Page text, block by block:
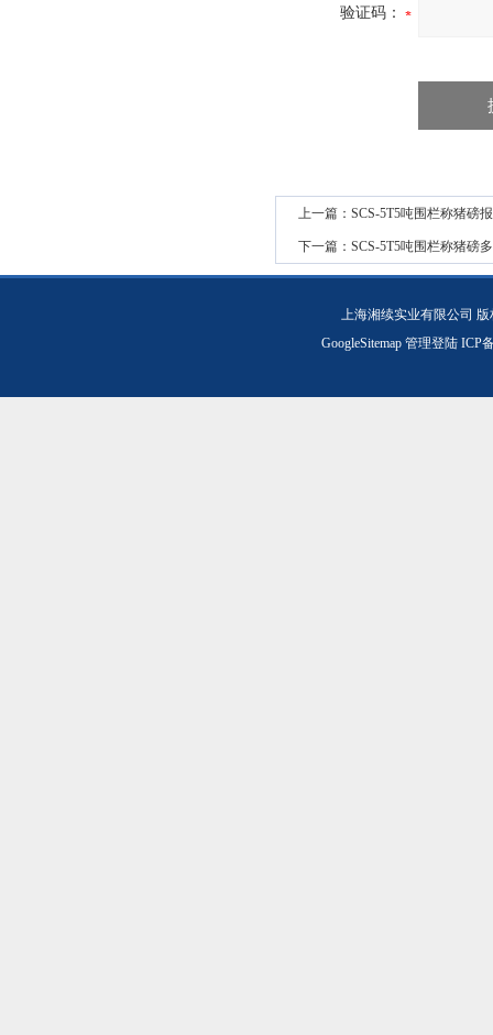
验证码：
上一篇： SCS-5T5吨围栏称猪磅
下一篇： SCS-5T5吨围栏称猪磅
上海湘续实业有限公司
GoogleSitemap 管理登陆ICP